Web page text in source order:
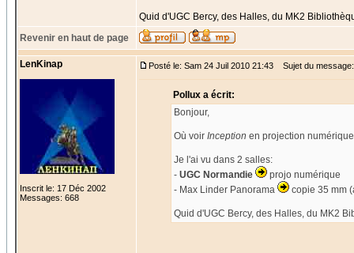
Quid d'UGC Bercy, des Halles, du MK2
Revenir en haut de page
LenKinap
Inscrit le: 17 Déc 2002
Messages: 668
Posté le: Sam 24 Juil 2010 21:43 Sujet du
Pollux a écrit:
Bonjour,
Où voir Inception en projection
Je l'ai vu dans 2 salles:
- UGC Normandie
projo numérique
- Max Linder Panorama
copie 35 mm
Quid d'UGC Bercy, des Halles, du MK2